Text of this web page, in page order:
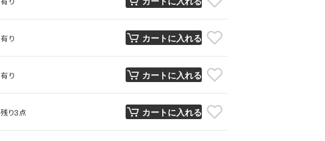
有り カートに入れる
有り カートに入れる
残り3点 カートに入れる